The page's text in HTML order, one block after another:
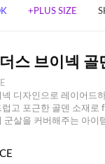
+PLUS SIZE
스 브이넥 골
넥 디자인으로 레이어드
럽고 포근한 골덴 소재로
군살을 커버해주는 아이